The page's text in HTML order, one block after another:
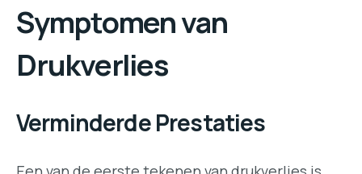
Symptomen van
Drukverlies
Verminderde Prestaties